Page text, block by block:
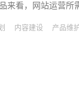
来看，网站运营所
点规划包括前期调
内容建设 产品维